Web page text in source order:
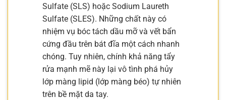
Sulfate (SLS) hoặc Sodium Laureth
Sulfate (SLES). Những chất này có
nhiệm vụ bóc tách dầu mỡ và vết bẩn
cứng đầu trên bát đĩa một cách nhanh
chóng. Tuy nhiên, chính khả năng tẩy
rửa mạnh mẽ này lại vô tình phá hủy
lớp màng lipid (lớp màng béo) tự nhiên
trên bề mặt da tay.